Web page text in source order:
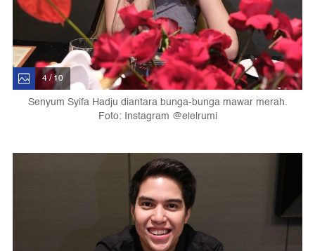
4 / 10
Senyum Syifa Hadju diantara bunga-bunga mawar merah.
Foto: Instagram @elelrumi